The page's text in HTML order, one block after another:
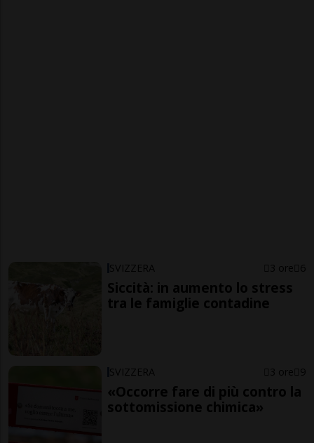
SVIZZERA 3 ore 6
Siccità: in aumento lo stress
tra le famiglie contadine
SVIZZERA 3 ore 9
«Occorre fare di più contro la
sottomissione chimica»